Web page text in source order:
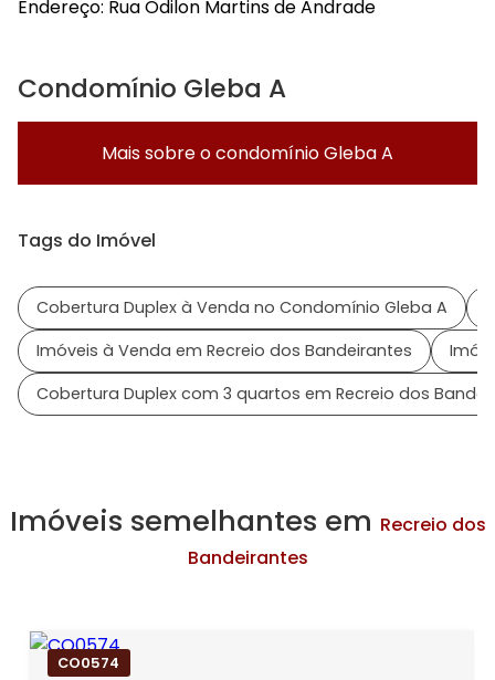
Endereço: Rua Odilon Martins de Andrade
Condomínio Gleba A
Mais sobre o condomínioGleba A
Tags do Imóvel
Cobertura Duplex à Venda no Condomínio Gleba A
Imóveis à Venda em Recreio dos Bandeirantes
Cobertura Duplex com 3 quartos em Recreio dos
Imóveis semelhantes em Recreio dos
Bandeirantes
CO0574